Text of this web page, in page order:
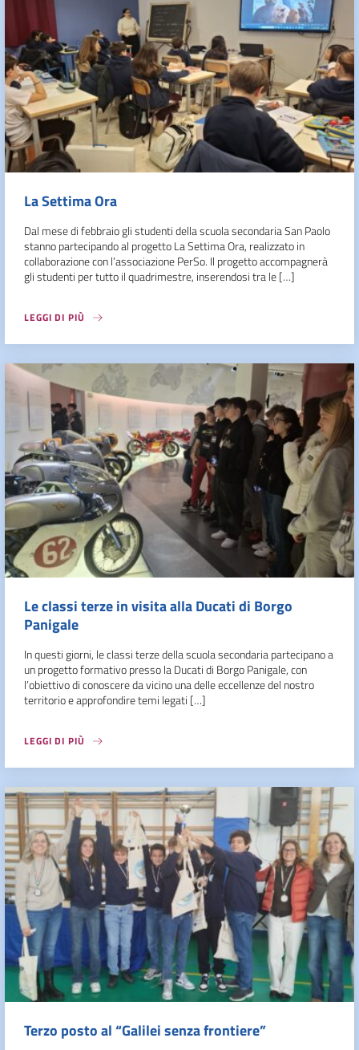
La Settima Ora
Dal mese di febbraio gli studenti della scuola secondaria San Paolo
stanno partecipando al progetto La Settima Ora, realizzato in
collaborazione con l’associazione PerSo. Il progetto accompagnerà
gli studenti per tutto il quadrimestre, inserendosi tra le […]
LEGGI DI PIÙ
Le classi terze in visita alla Ducati di Borgo
Panigale
In questi giorni, le classi terze della scuola secondaria partecipano a
un progetto formativo presso la Ducati di Borgo Panigale, con
l’obiettivo di conoscere da vicino una delle eccellenze del nostro
territorio e approfondire temi legati […]
LEGGI DI PIÙ
Terzo posto al “Galilei senza frontiere”